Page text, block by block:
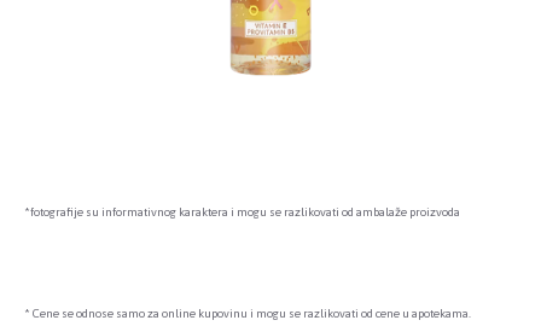
*fotografije su informativnog karaktera i mogu se razlikovati od ambalaže proizvoda
* Cene se odnose samo za online kupovinu i mogu se razlikovati od cene u apotekama.